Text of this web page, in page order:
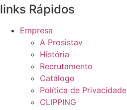
links Rápidos
Empresa
A Prosistav
História
Recrutamento
Catálogo
Política de Privacidade
CLIPPING